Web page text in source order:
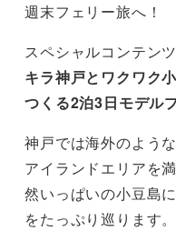
週末フェリー旅へ！
スペシャルコンテン
キラ神戸とワクワク
つくる2泊3日モデル
神戸では海外のよう
アイランドエリアを
然いっぱいの小豆島
をたっぷり巡ります。